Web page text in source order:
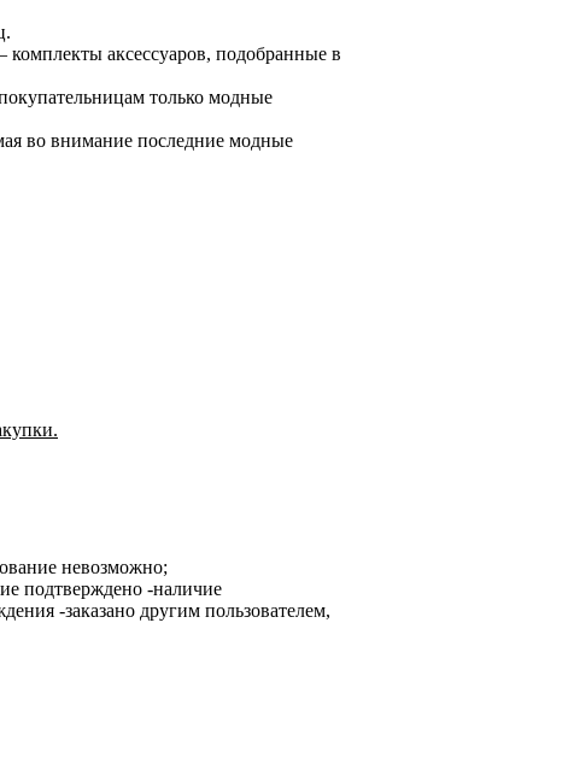
аксессуаров, подобранные в
только модные
во внимание последние модные
невозможно;
-наличие
-заказано другим пользователем,